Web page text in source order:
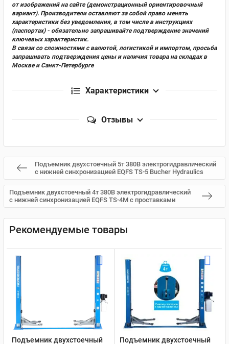
от изображений на сайте (демонстрационный ориентировочный
вариант). Производители оставляют за собой право менять
характеристики без уведомления, в том числе в инструкциях
(паспортах) - обязательно запрашивайте подтверждение значений
ключевых характеристик.
В связи со сложностями с валютой, логистикой и импортом, просьба
запрашивать подтверждения цены и наличия товара на складах в
Москве и Санкт-Петербурге
Характеристики
Отзывы
Подъемник двухстоечный 5т 380В электрогидравлический
с нижней синхронизацией EQFS TS-5 Bucher Hydraulics
Подъемник двухстоечный 4т 380В электрогидравлический
с нижней синхронизацией EQFS TS-4M с проставками
Рекомендуемые товары
Подъемник двухстоечный
Подъемник двухстоечный